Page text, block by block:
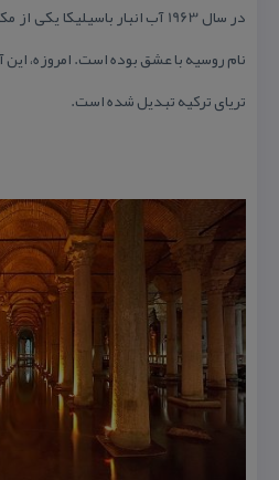
در سال 1963 آب انبار باسیلیكا
نام روسیه با عشق بوده است. امروزه، این
تریای تركیه تبدیل شده است.